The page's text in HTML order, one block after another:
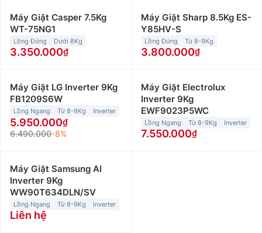
Máy Giặt Casper 7.5Kg
WT-75NG1
Lồng Đứng Dưới 8Kg
3.350.000
Máy Giặt Sharp 8.5Kg ES-
Y85HV-S
Lồng Đứng Từ 8-9Kg
3.800.000
Máy Giặt LG Inverter 9Kg
FB1209S6W
Lồng Ngang Từ 8-9Kg Inverter
5.950.000
6.490.000-8%
Máy Giặt Electrolux
Inverter 9Kg
EWF9023P5WC
Lồng Ngang Từ 8-9Kg Inverter
7.550.000
Máy Giặt Samsung AI
Inverter 9Kg
WW90T634DLN/SV
Lồng Ngang Từ 8-9Kg Inverter
Liên hệ